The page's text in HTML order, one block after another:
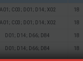
A01; C03; D01; D14; X02 18
A01; C03; D01; D14; X02 18
D01; D14; D66; D84 18
D01; D14; D66; D84 18